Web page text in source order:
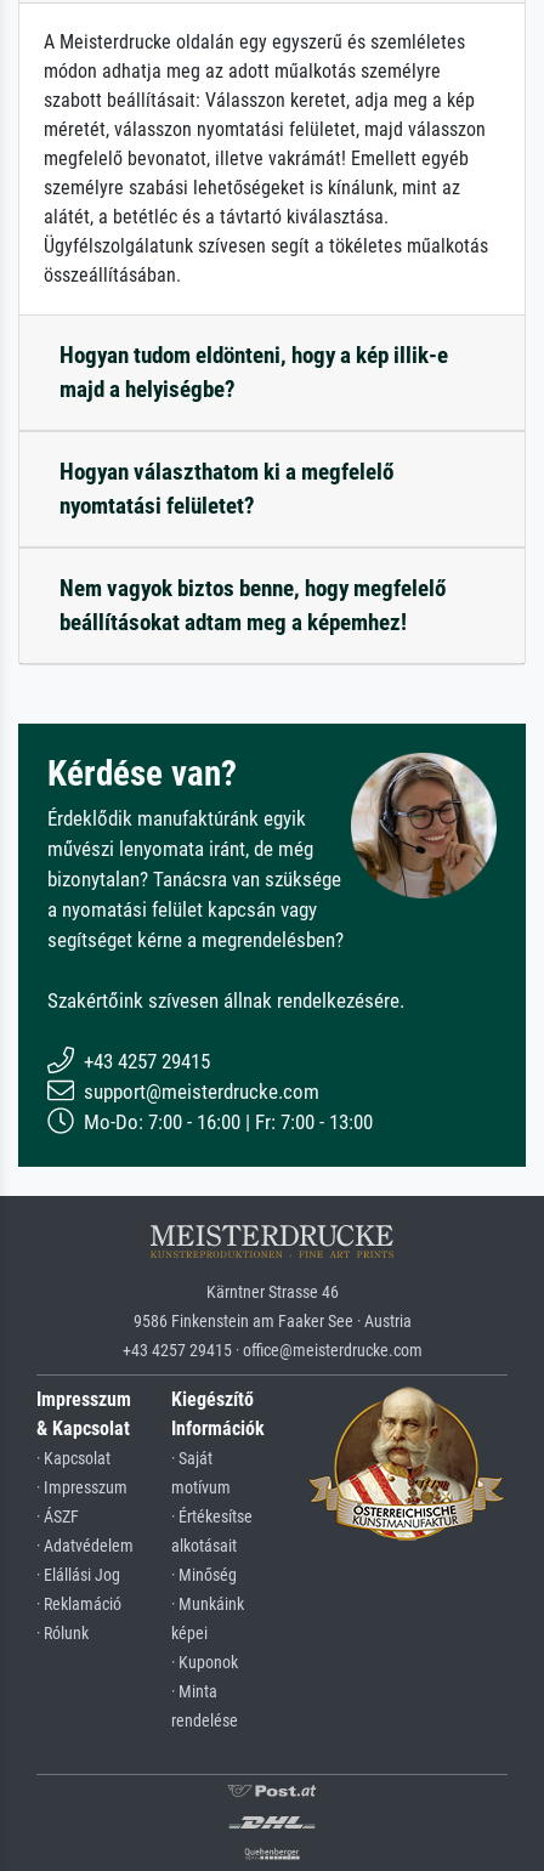
A Meisterdrucke oldalán egy egyszerű és szemléletes
módon adhatja meg az adott műalkotás személyre
szabott beállításait: Válasszon keretet, adja meg a kép
méretét, válasszon nyomtatási felületet, majd válasszon
megfelelő bevonatot, illetve vakrámát! Emellett egyéb
személyre szabási lehetőségeket is kínálunk, mint az
alátét, a betétléc és a távtartó kiválasztása.
Ügyfélszolgálatunk szívesen segít a tökéletes műalkotás
összeállításában.
Hogyan tudom eldönteni, hogy a kép illik-e
majd a helyiségbe?
Hogyan választhatom ki a megfelelő
nyomtatási felületet?
Nem vagyok biztos benne, hogy megfelelő
beállításokat adtam meg a képemhez!
Kérdése van?
Érdeklődik manufaktúránk egyik
művészi lenyomata iránt, de még
bizonytalan? Tanácsra van szüksége
a nyomatási felület kapcsán vagy
segítséget kérne a megrendelésben?
Szakértőink szívesen állnak rendelkezésére.
+43 4257 29415
support@meisterdrucke.com
Mo-Do: 7:00 - 16:00 | Fr: 7:00 - 13:00
Kärntner Strasse 46
9586 Finkenstein am Faaker See · Austria
+43 4257 29415 · office@meisterdrucke.com
Impresszum
& Kapcsolat
· Kapcsolat
· Impresszum
· ÁSZF
· Adatvédelem
· Elállási Jog
· Reklamáció
· Rólunk
Kiegészítő
Információk
· Saját
motívum
· Értékesítse
alkotásait
· Minőség
· Munkáink
képei
· Kuponok
· Minta
rendelése